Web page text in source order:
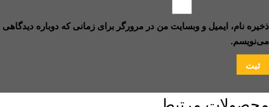
ذخیره نام، ایمیل و وبسایت من در مرورگر برای زمانی که دوباره دیدگاهی
می‌نویسم.